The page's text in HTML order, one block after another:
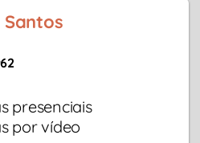
presenciais
por vídeo